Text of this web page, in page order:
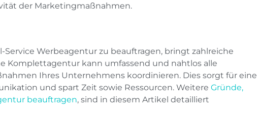
der Marketingmaßnahmen.
Service Werbeagentur zu beauftragen, bringt zahlreiche
Komplettagentur kann umfassend und nahtlos alle
Ihres Unternehmens koordinieren. Dies sorgt für eine
und spart Zeit sowie Ressourcen. WeitereGründe,
beauftragen, sind in diesem Artikel detailliert